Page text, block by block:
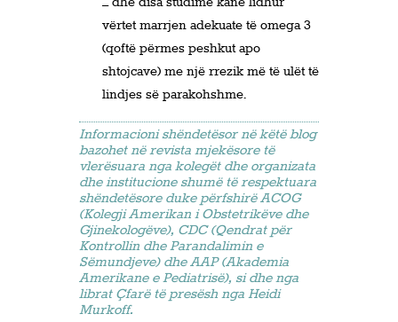
vërtet marrjen adekuate të omega 3
(qoftë përmes peshkut apo
shtojcave) me një rrezik më të ulët të
lindjes së parakohshme.
Informacioni shëndetësor në këtë blog
bazohet në revista mjekësore të
vlerësuara nga kolegët dhe organizata
dhe institucione shumë të respektuara
shëndetësore duke përfshirë ACOG
(Kolegji Amerikan i Obstetrikëve dhe
Gjinekologëve), CDC (Qendrat për
Kontrollin dhe Parandalimin e
Sëmundjeve) dhe AAP (Akademia
Amerikane e Pediatrisë), si dhe nga
librat Çfarë të presësh nga Heidi
Murkoff.